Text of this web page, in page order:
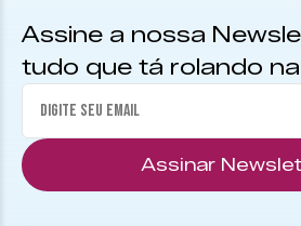
Assine a nossa
tudo que tá rolando
Assinar